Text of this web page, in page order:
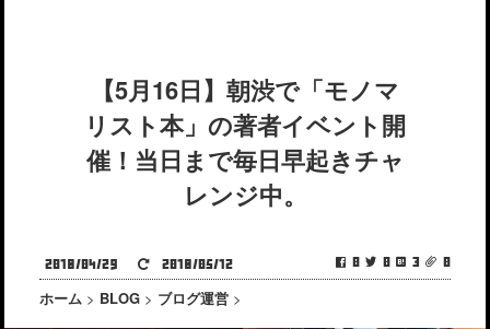
【5月16日】朝渋で「モノマ
リスト本」の著者イベント開
催！当日まで毎日早起きチャ
レンジ中。
0 0 3 0
2018/04/29 2018/05/12
ホーム > BLOG > ブログ運営 >